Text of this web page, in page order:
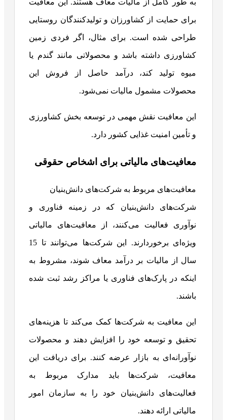
به طور کامل از مالیات معاف هستند. این معافیت
برای حمایت از کشاورزان و تولیدکنندگان روستایی
طراحی شده است. برای مثال، اگر فردی زمین
کشاورزی داشته باشد و محصولاتی مانند گندم یا
میوه تولید کند، درآمد حاصل از فروش این
محصولات مشمول مالیات نمی‌شود.
این معافیت نقش مهمی در توسعه بخش کشاورزی
و تأمین امنیت غذایی کشور دارد.
معافیت‌های مالیاتی برای اشخاص حقوقی
معافیت‌های مربوط به شرکت‌های دانش‌بنیان
شرکت‌های دانش‌بنیان که در زمینه فناوری و
نوآوری فعالیت می‌کنند، از معافیت‌های مالیاتی
ویژه‌ای برخوردارند. این شرکت‌ها می‌توانند تا 15
سال از مالیات بر درآمد معاف شوند، مشروط به
اینکه در پارک‌های فناوری یا مراکز رشد ثبت شده
باشند.
این معافیت به شرکت‌ها کمک می‌کند تا هزینه‌های
تحقیق و توسعه خود را افزایش دهند و محصولات
نوآورانه‌ای به بازار عرضه کنند. برای دریافت این
معافیت، شرکت‌ها باید مدارک مربوط به
فعالیت‌های دانش‌بنیان خود را به سازمان امور
مالیاتی ارائه دهند.